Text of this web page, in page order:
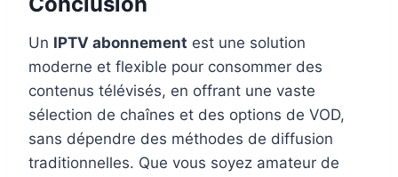
Un IPTV abonnement est une solution
moderne et flexible pour consommer des
contenus télévisés, en offrant une vaste
sélection de chaînes et des options de VOD,
sans dépendre des méthodes de diffusion
traditionnelles. Que vous soyez amateur de